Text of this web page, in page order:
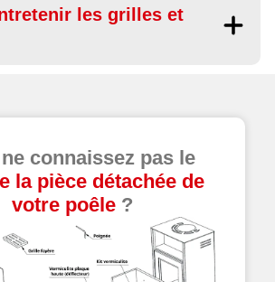
les grilles et
connaissez pas le
la pièce détachée de
votre poêle ?